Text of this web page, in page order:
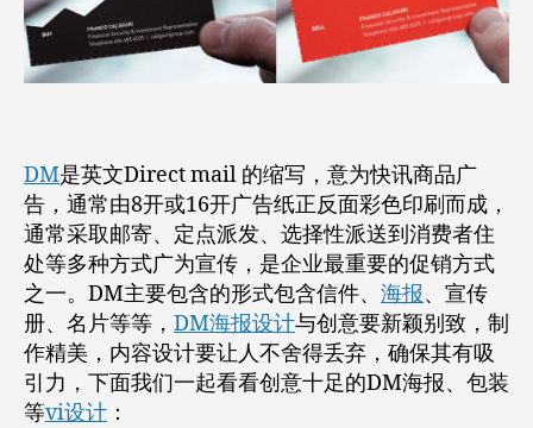
意
设
DM是英文Direct mail 的缩写，意为快讯商品广
告，通常由8开或16开广告纸正反面彩色印刷而成，
通常采取邮寄、定点派发、选择性派送到消费者住
处等多种方式广为宣传，是企业最重要的促销方式
之一。DM主要包含的形式包含信件、 海报、宣传
册、名片等等， DM海报设计与创意要新颖别致，制
作精美，内容设计要让人不舍得丢弃，确保其有吸
引力，下面我们一起看看创意十足的DM海报、包装
等vi设计 ：